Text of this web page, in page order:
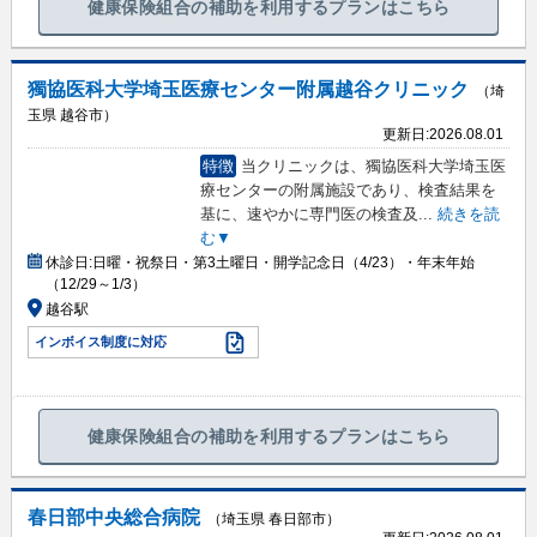
健康保険組合の補助を利用するプランはこちら
獨協医科大学埼玉医療センター附属越谷クリニック
（埼
玉県 越谷市）
更新日:2026.08.01
特徴 当クリニックは、獨協医科大学埼玉医
療センターの附属施設であり、検査結果を
基に、速やかに専門医の検査及
続きを読
む▼
休診日:日曜・祝祭日・第3土曜日・開学記念日（4/23）・年末年始
（12/29～1/3）
越谷駅
インボイス制度に対応
健康保険組合の補助を利用するプランはこちら
春日部中央総合病院
（埼玉県 春日部市）